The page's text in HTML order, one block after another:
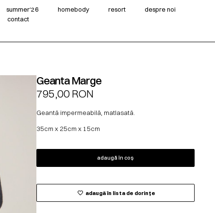
summer‘26 homebody resort
despre noi
contact
Geanta Marge
795,00RON
Geantă impermeabilă, matlasată.
35cm x 25cm x 15cm
adaugă în coș
adaugă în lista de dorințe